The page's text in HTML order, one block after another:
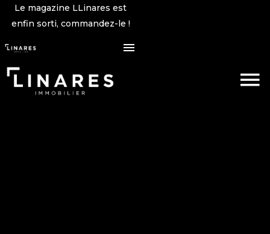
Le magazine LLinares est
enfin sorti, commandez-le !